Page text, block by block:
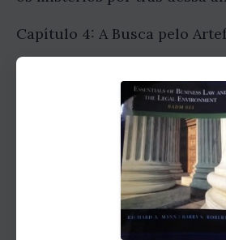
Capítulo 4: A Busca pelo
Em sua jornada, Lucas e
de aventura embarcam em
emocionante pelo artefato
supostamente possui o
qualquer objeto em ouro
enfrentarão obstáculos
armadilhas mortais, inimigos
enigmas complexos. Será que